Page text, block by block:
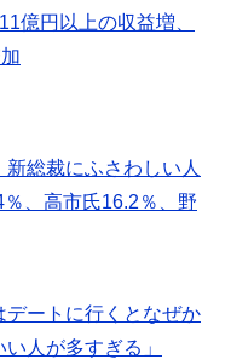
億円以上の収益増、
新総裁にふさわしい人
、高市氏16.2％、野
デートに行くとなぜか
人が多すぎる」